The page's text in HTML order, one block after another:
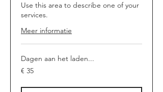
Use this area to describe one of your
services.
Meer informatie
Dagen aan het laden...
35
euro
€ 35